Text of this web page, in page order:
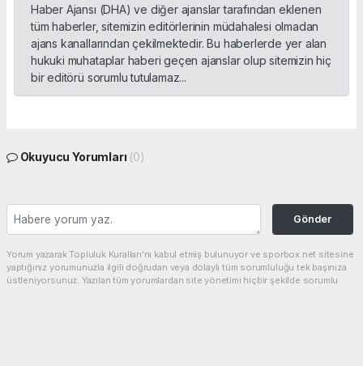
Haber Ajansı (DHA) ve diğer ajanslar tarafından eklenen
tüm haberler, sitemizin editörlerinin müdahalesi olmadan
ajans kanallarından çekilmektedir. Bu haberlerde yer alan
hukuki muhataplar haberi geçen ajanslar olup sitemizin hiç
bir editörü sorumlu tutulamaz...
Okuyucu Yorumları (0)
Gönder
Yorum yazarak Topluluk Kuralları’nı kabul etmiş bulunuyor ve sporbox.net sitesine
yaptığınız yorumunuzla ilgili doğrudan veya dolaylı tüm sorumluluğu tek başınıza
üstleniyorsunuz. Yazılan tüm yorumlardan site yönetimi hiçbir şekilde sorumlu